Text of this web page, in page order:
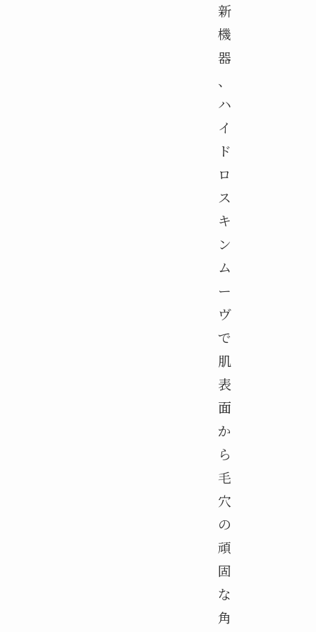
新
機
器
、
ハ
イ
ド
ロ
ス
キ
ン
ム
ー
ヴ
で
肌
表
面
か
ら
毛
穴
の
頑
固
な
角